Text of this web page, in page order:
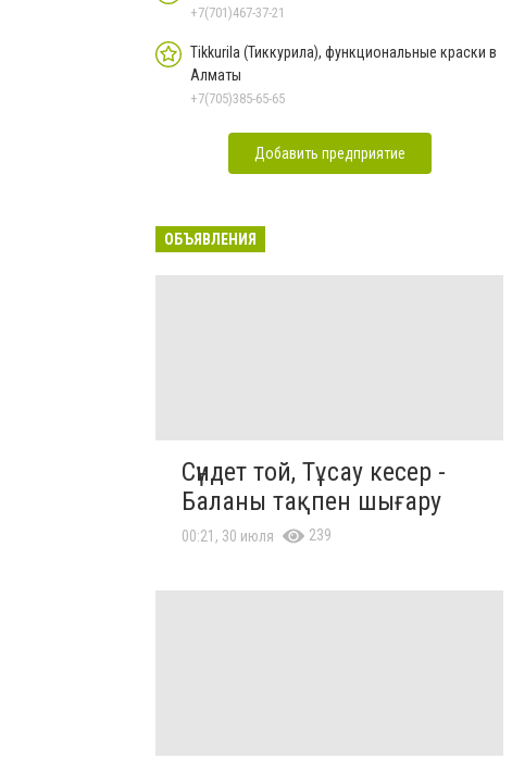
+7(701)467-37-21
Tikkurila (Тиккурила), функциональные краски в
Алматы
+7(705)385-65-65
Добавить предприятие
ОБЪЯВЛЕНИЯ
Сүндет той, Тұсау кесер -
Баланы тақпен шығару
00:21, 30 июля 239